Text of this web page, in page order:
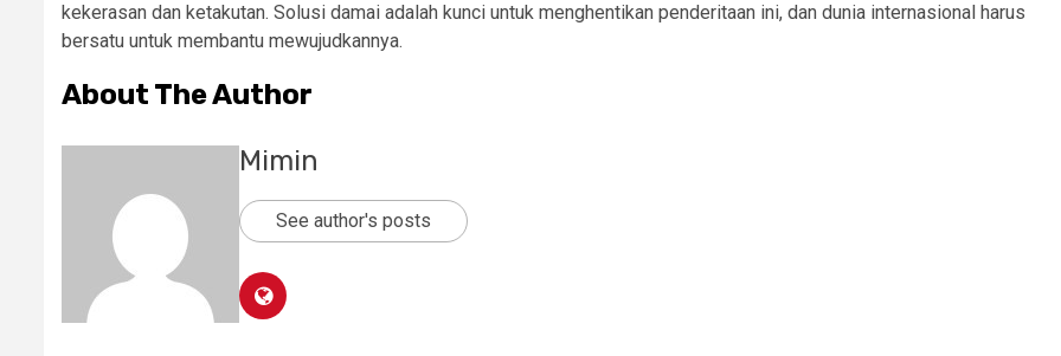
kekerasan dan ketakutan. Solusi damai adalah kunci untuk menghentikan penderitaan ini, dan dunia internasional harus
bersatu untuk membantu mewujudkannya.
About The Author
Mimin
See author's posts